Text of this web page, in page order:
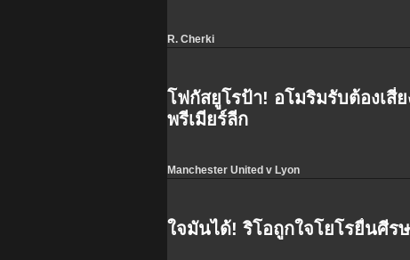
R. Cherki
โฟกัสยูโรป้า! อโมริมรับต้องเสี่
พรีเมียร์ลีก
Manchester United v Lyon
ใจมันได้! ริโอถูกใจโยโรยื่นศีร